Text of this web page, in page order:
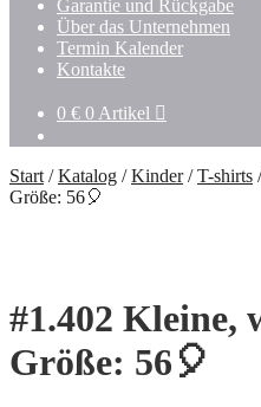
Garantie und Rückgabe
Über das Unternehmen
Termin Kalender
Kontakte
0 € 0 Artikel
Start /Katalog /Kinder/T-shirts
Größe: 56🎈
#1.402 Kleine,
Größe: 56🎈